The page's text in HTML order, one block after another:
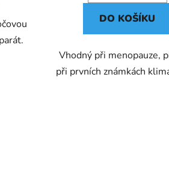
DO KOŠÍKU
Vhodný při menopauze,
při prvních známkách